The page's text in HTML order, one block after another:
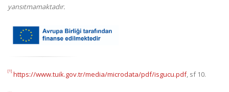
yansıtmamaktadır.
[1] https://www.tuik.gov.tr/media/microdata/pdf/isgucu.pdf, sf 10.